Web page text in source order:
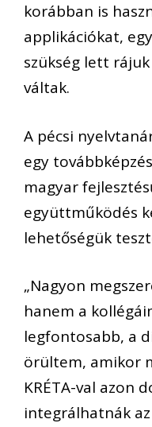
korábban is
applikációkat,
szükség lett
váltak.
A pécsi
egy
magyar
együttműködés
lehetőségük
„Nagyon
hanem a
legfontosabb, a
örültem, amikor
KRÉTA-val azon
integrálhatnák